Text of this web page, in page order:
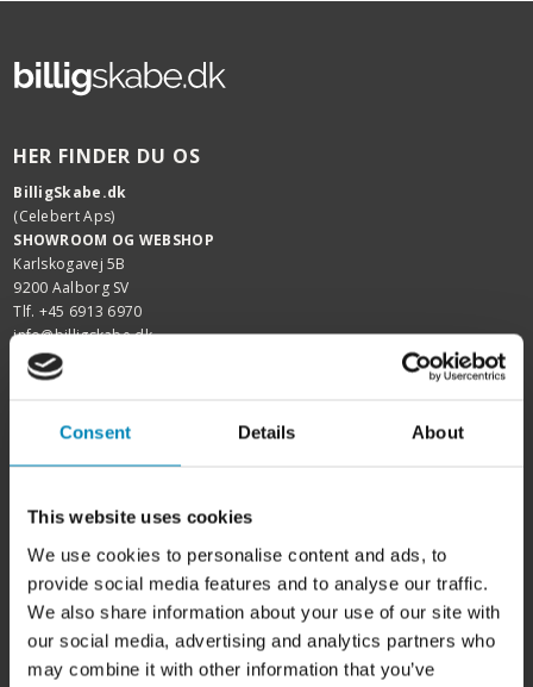
Consent Details About
This website uses cookies
We use cookies to personalise content and ads, to
provide social media features and to analyse our traffic.
We also share information about your use of our site with
our social media, advertising and analytics partners who
may combine it with other information that you’ve
HER FINDER DU OS
BilligSkabe.dk
(Celebert Aps)
SHOWROOM OG WEBSHOP
Karlskogavej 5B
9200 Aalborg SV
Tlf. +45 6913 6970
info@billigskabe.dk
CVR: 27428959
Tegning og tilbud
Samlede skabe
FIND INSPIRATION
Skabslåger - oversigt